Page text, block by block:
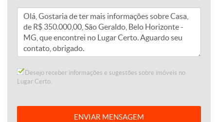
Desejo receber informações e sugestões sobre imóveis no
Lugar Certo.
ENVIAR MENSAGEM